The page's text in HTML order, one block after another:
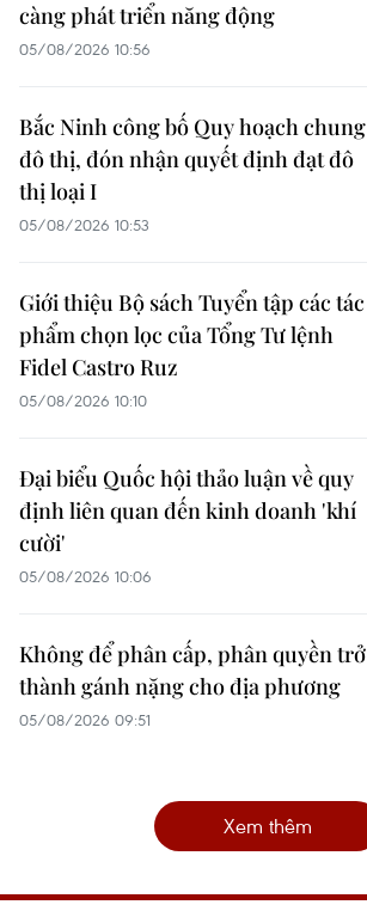
càng phát triển năng động
05/08/2026 10:56
Bắc Ninh công bố Quy hoạch chung
đô thị, đón nhận quyết định đạt đô
thị loại I
05/08/2026 10:53
Giới thiệu Bộ sách Tuyển tập các tác
phẩm chọn lọc của Tổng Tư lệnh
Fidel Castro Ruz
05/08/2026 10:10
Đại biểu Quốc hội thảo luận về quy
định liên quan đến kinh doanh 'khí
cười'
05/08/2026 10:06
Không để phân cấp, phân quyền trở
thành gánh nặng cho địa phương
05/08/2026 09:51
Xem thêm